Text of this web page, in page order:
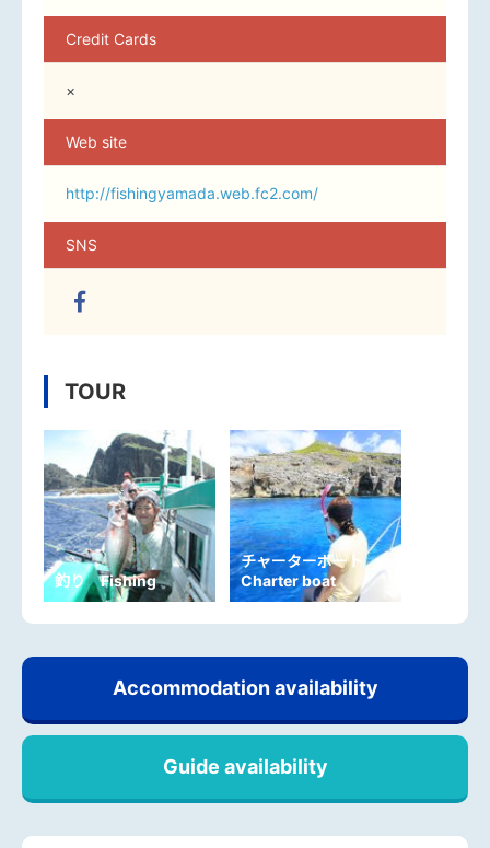
Credit Cards
×
Web site
http://fishingyamada.web.fc2.com/
SNS
TOUR
釣り Fishing
チャーターボート
Charter boat
Accommodation availability
Guide availability